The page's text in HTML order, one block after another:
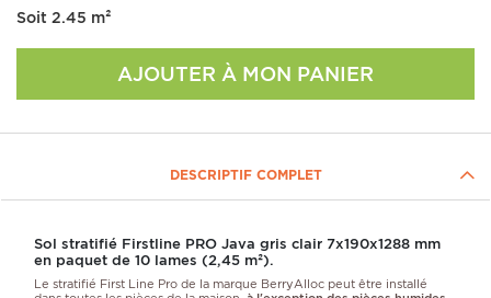
Soit 2.45 m²
AJOUTER À MON PANIER
DESCRIPTIF COMPLET
Sol stratifié Firstline PRO Java gris clair 7x190x1288 mm
en paquet de 10 lames (2,45 m²).
Le stratifié First Line Pro de la marque BerryAlloc peut être installé